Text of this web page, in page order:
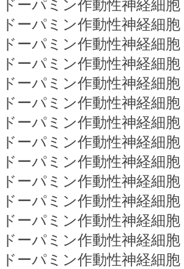
ドーパミン作動性神経細
ドーパミン作動性神経細
ドーパミン作動性神経細
ドーパミン作動性神経細
ドーパミン作動性神経細
ドーパミン作動性神経細
ドーパミン作動性神経細
ドーパミン作動性神経細
ドーパミン作動性神経細
ドーパミン作動性神経細
ドーパミン作動性神経細
ドーパミン作動性神経細
ドーパミン作動性神経細
ドーパミン作動性神経細